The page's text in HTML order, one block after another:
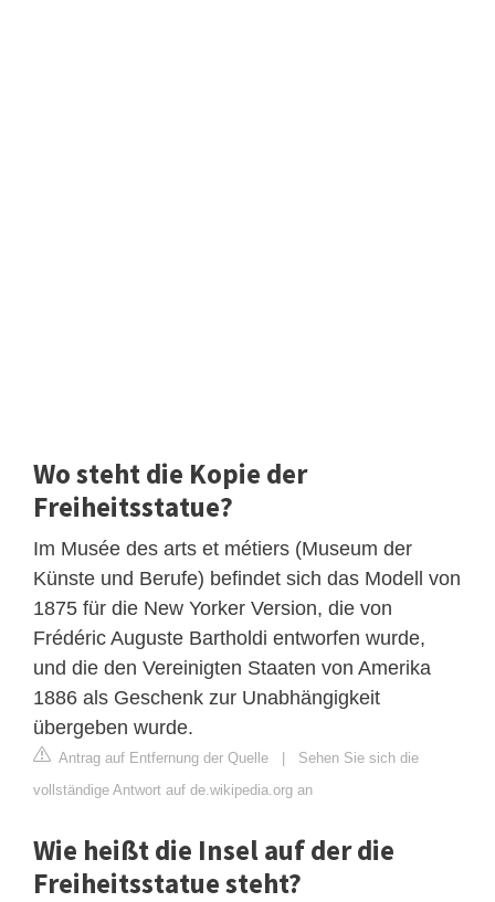
Wo steht die Kopie der
Freiheitsstatue?
Im Musée des arts et métiers (Museum der
Künste und Berufe) befindet sich das Modell von
1875 für die New Yorker Version, die von
Frédéric Auguste Bartholdi entworfen wurde,
und die den Vereinigten Staaten von Amerika
1886 als Geschenk zur Unabhängigkeit
übergeben wurde.
Antrag auf Entfernung der Quelle | Sehen Sie sich die
vollständige Antwort auf de.wikipedia.org an
Wie heißt die Insel auf der die
Freiheitsstatue steht?